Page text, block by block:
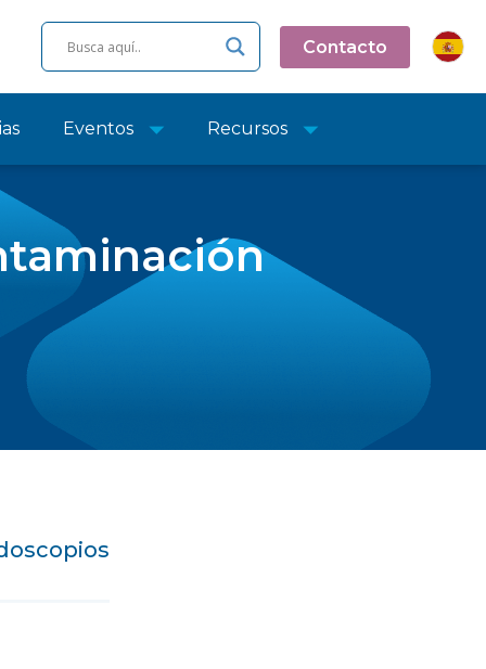
Contacto
Eventos Recursos